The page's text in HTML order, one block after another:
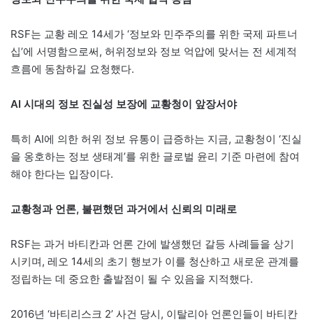
RSF는 교황 레오 14세가 ‘정보와 민주주의를 위한 국제 파트너
십’에 서명함으로써, 허위정보와 정보 억압에 맞서는 전 세계적
흐름에 동참하길 요청했다.
AI 시대의 정보 진실성 보장에 교황청이 앞장서야
특히 AI에 의한 허위 정보 유통이 급증하는 지금, 교황청이 ‘진실
을 옹호하는 정보 생태계’를 위한 글로벌 윤리 기준 마련에 참여
해야 한다는 입장이다.
교황청과 언론, 불편했던 과거에서 신뢰의 미래로
RSF는 과거 바티칸과 언론 간에 발생했던 갈등 사례들을 상기
시키며, 레오 14세의 초기 행보가 이를 청산하고 새로운 관계를
정립하는 데 중요한 출발점이 될 수 있음을 지적했다.
2016년 ‘바티리스크 2’ 사건 당시, 이탈리아 언론인들이 바티칸